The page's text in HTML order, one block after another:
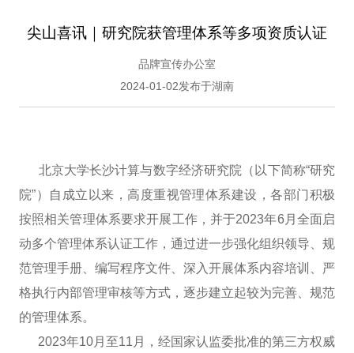
尖山喜讯｜研究院获管理体系等多项资质认证
品牌宣传办公室
2024-01-02发布于湖南
北京大学长沙计算与数字经济研究院（以下简称“研究
院”）自成立以来，高度重视管理体系建设，各部门积极
按照相关管理体系要求开展工作，并于2023年6月全面启
动多个管理体系认证工作，通过进一步强化组织领导、规
范管理手册、编写程序文件、深入开展体系内容培训、严
格执行内部管理审核等方式，逐步建立起较为完善、规范
的管理体系。
2023年10月至11月，经国家认监委批准的第三方权威